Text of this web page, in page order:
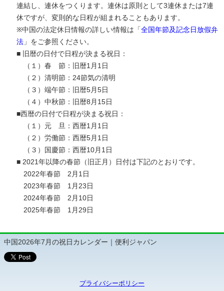
連結し、連休をつくります。連休は原則として3連休または7連
休ですが、変則的な日程が組まれることもあります。
※中国の法定休日情報の詳しい情報は「 全国年節及記念日放假弁
法」をご参照ください。
■ 旧暦の日付で日程が決まる祝日：
（１）春 節：旧暦1月1日
（２）清明節：24節気の清明
（３）端午節：旧暦5月5日
（４）中秋節：旧暦8月15日
■西暦の日付で日程が決まる祝日：
（１）元 旦：西暦1月1日
（２）労働節：西暦5月1日
（３）国慶節：西暦10月1日
■ 2021年以降の春節（旧正月）日付は下記のとおりです。
2022年春節 2月1日
2023年春節 1月23日
2024年春節 2月10日
2025年春節 1月29日
中国2026年7月の祝日カレンダー｜便利ジャパン
プライバシーポリシー